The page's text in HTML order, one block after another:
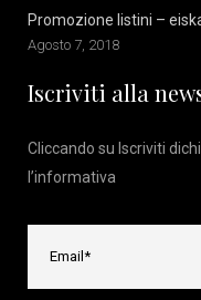
Promozione listini –
Agosto 7, 2018
Iscriviti alla
Cliccando su Iscriviti
l’informativa